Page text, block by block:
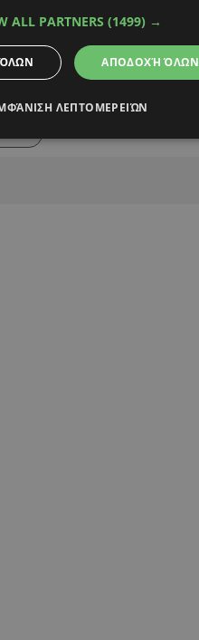
ALL PARTNERS (1499) →
ΑΠΟΔΟΧΉ ΌΛΩΝ
ΛΕΠΤΟΜΕΡΕΙΏΝ